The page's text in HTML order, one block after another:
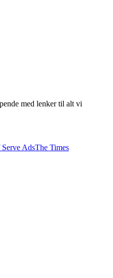
med lenker til alt vi
Serve AdsThe Times